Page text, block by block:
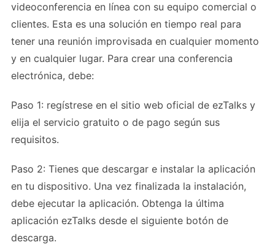
videoconferencia en línea con su equipo comercial o
clientes. Esta es una solución en tiempo real para
tener una reunión improvisada en cualquier momento
y en cualquier lugar. Para crear una conferencia
electrónica, debe:
Paso 1: regístrese en el sitio web oficial de ezTalks y
elija el servicio gratuito o de pago según sus
requisitos.
Paso 2: Tienes que descargar e instalar la aplicación
en tu dispositivo. Una vez finalizada la instalación,
debe ejecutar la aplicación. Obtenga la última
aplicación ezTalks desde el siguiente botón de
descarga.